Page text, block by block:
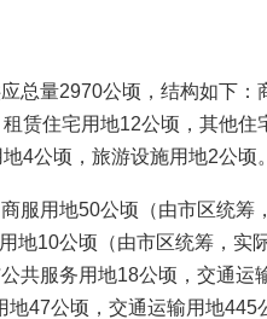
量2970公顷，结构如下：
赁住宅用地12公顷，其他
4公顷，旅游设施用地2公顷。
用地50公顷（由市区统筹
地10公顷（由市区统筹，
共服务用地18公顷，交通
47公顷，交通运输用地